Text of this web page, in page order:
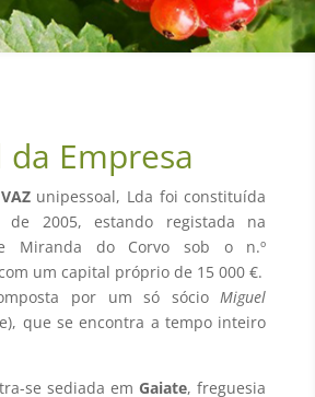
Empresa
unipessoal, Lda foi constituída
2005, estando registada na
Miranda do Corvo sob o n.º
um capital próprio de 15 000 €.
por um só sócioMiguel
que se encontra a tempo inteiro
se sediada em Gaiate, freguesia